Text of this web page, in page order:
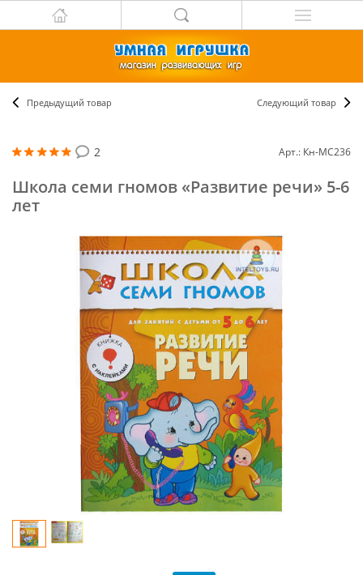
Предыдущий товар Следующий товар
2 Арт.: Кн-МС236
Школа семи гномов «Развитие речи» 5-6
лет